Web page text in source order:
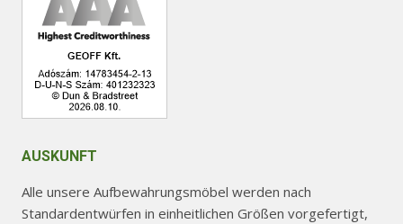
AUSKUNFT
Alle unsere Aufbewahrungsmöbel werden nach
Standardentwürfen in einheitlichen Größen vorgefertigt,